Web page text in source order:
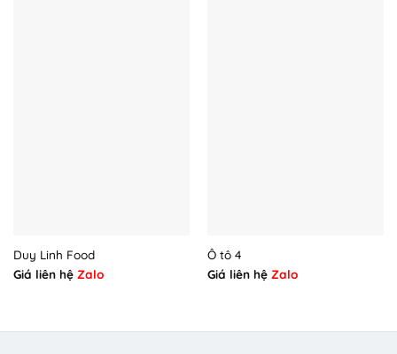
Duy Linh Food
Giá liên hệ Zalo
Ô tô 4
Giá liên hệ Zalo